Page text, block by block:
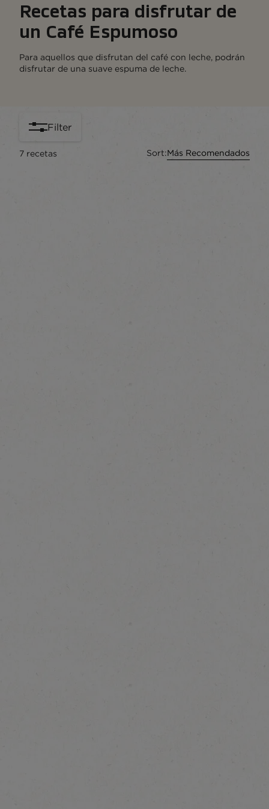
Recetas para disfrutar de
un Café Espumoso
Para aquellos que disfrutan del café con leche, podrán
disfrutar de una suave espuma de leche.
Filter
7 recetas Sort:Más Recomendados